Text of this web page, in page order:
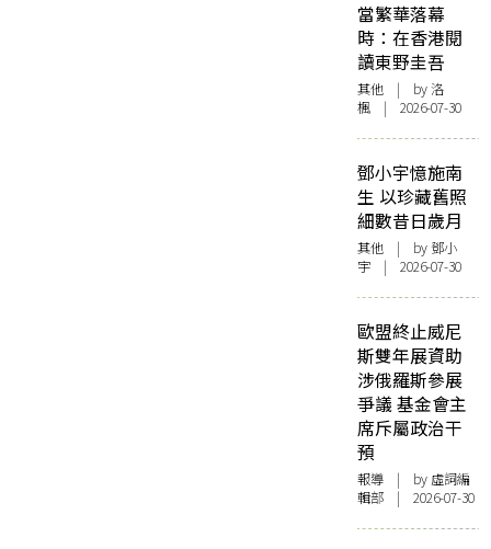
當繁華落幕
時：在香港閱
讀東野圭吾
其他 | by洛
楓 | 2026-07-30
鄧小宇憶施南
生 以珍藏舊照
細數昔日歲月
其他 | by 鄧小
宇 | 2026-07-30
歐盟終止威尼
斯雙年展資助
涉俄羅斯參展
爭議 基金會主
席斥屬政治干
預
報導 | by 虛詞編
輯部 | 2026-07-30